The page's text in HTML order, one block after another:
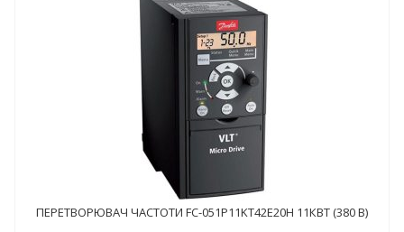
ПЕРЕТВОРЮВАЧ ЧАСТОТИ FC-051P11KТ42E20H 11КВТ (380 В)